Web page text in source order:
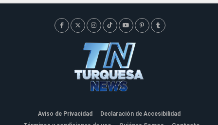
Aviso de Privacidad
Declaración de Accesibilidad